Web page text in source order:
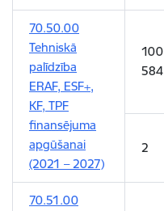
70.50.00
Tehniskā
palīdzība
ERAF, ESF+,
KF, TPF
finansējuma
apgūšanai
(2021 –2027)
100
584
2
70.51.00